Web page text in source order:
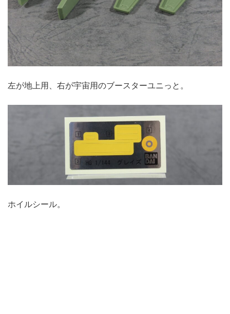
左が地上用、右が宇宙用のブースターユニっと。
ホイルシール。